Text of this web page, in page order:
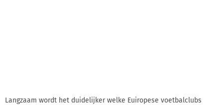
Langzaam wordt het duidelijker welke Euiropese voetbalclubs